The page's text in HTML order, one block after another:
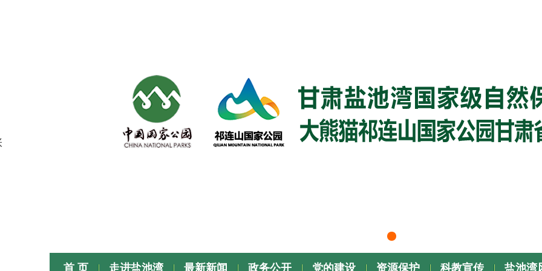
首 页 走进盐池湾 最新新闻 政务公开 党的建设 资源保护 科教宣传 盐池湾